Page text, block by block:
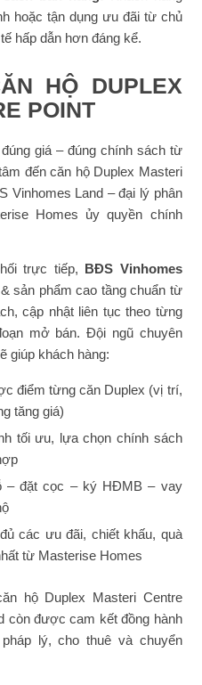
hoặc tận dụng ưu đãi từ chủ
hấp dẫn hơn đáng kể.
HỘ DUPLEX
POINT
giá – đúng chính sách từ
đến căn hộ Duplex Masteri
Vinhomes Land – đại lý phân
Homes ủy quyền chính
trực tiếp, BĐS Vinhomes
sản phẩm cao tầng chuẩn từ
cập nhật liên tục theo từng
mở bán. Đội ngũ chuyên
giúp khách hàng:
điểm từng căn Duplex (vị trí,
tăng giá)
tối ưu, lựa chọn chính sách
– đặt cọc – ký HĐMB – vay
các ưu đãi, chiết khấu, quà
từ Masterise Homes
hộ Duplex Masteri Centre
còn được cam kết đồng hành
lý, cho thuê và chuyển